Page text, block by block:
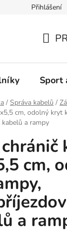
Přihlášení
Sport
/ Správa kabelů /
cm, odolný kryt
kabelů a rampy
cm,
a